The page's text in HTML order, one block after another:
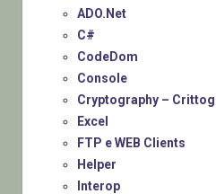
ADO.Net
C#
CodeDom
Console
Cryptography –
Excel
FTP e WEB Clients
Helper
Interop